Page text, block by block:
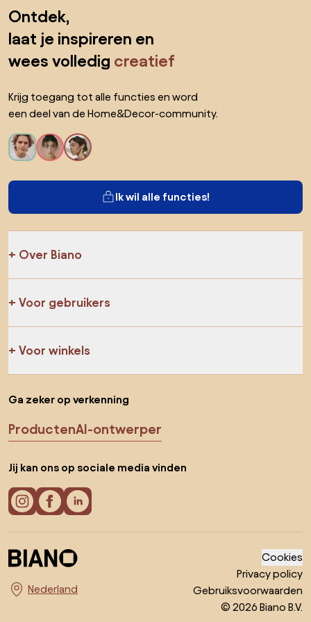
Ontdek,
laat je inspireren en
wees volledig creatief
Krijg toegang tot alle functies en word
een deel van de Home&Decor-community.
Ik wil alle functies!
Over Biano
Voor gebruikers
Voor winkels
Ga zeker op verkenning
ProductenAI-ontwerper
Jij kan ons op sociale media vinden
Kies land
Cookies
Privacy policy
Gebruiksvoorwaarden
© 2026 Biano B.V.